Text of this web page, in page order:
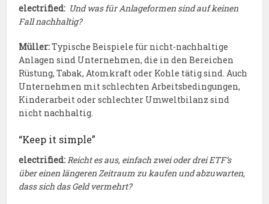
electrified: Und was für Anlageformen sind auf keinen
Fall nachhaltig?
Müller:Typische Beispiele für nicht-nachhaltige
Anlagen sind Unternehmen, die in den Bereichen
Rüstung, Tabak, Atomkraft oder Kohle tätig sind. Auch
Unternehmen mit schlechten Arbeitsbedingungen,
Kinderarbeit oder schlechter Umweltbilanz sind
nicht nachhaltig.
“Keep it simple”
electrified: Reicht es aus, einfach zwei oder drei ETF‘s
über einen längeren Zeitraum zu kaufen und abzuwarten,
dass sich das Geld vermehrt?